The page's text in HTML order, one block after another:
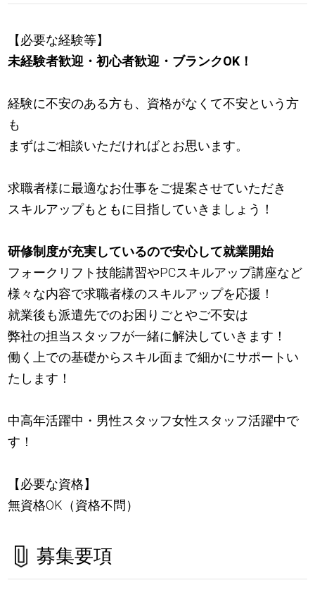
【必要な経験等】
未経験者歓迎・初心者歓迎・ブランクOK！
経験に不安のある方も、資格がなくて不安という方
も
まずはご相談いただければとお思います。
求職者様に最適なお仕事をご提案させていただき
スキルアップもともに目指していきましょう！
研修制度が充実しているので安心して就業開始
フォークリフト技能講習やPCスキルアップ講座など
様々な内容で求職者様のスキルアップを応援！
就業後も派遣先でのお困りごとやご不安は
弊社の担当スタッフが一緒に解決していきます！
働く上での基礎からスキル面まで細かにサポートい
たします！
中高年活躍中・男性スタッフ女性スタッフ活躍中で
す！
【必要な資格】
無資格OK（資格不問）
募集要項